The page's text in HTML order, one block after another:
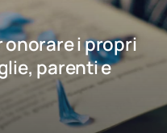
onorare i propri
parenti e